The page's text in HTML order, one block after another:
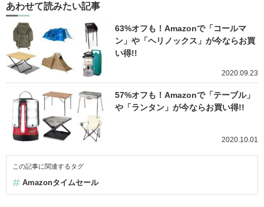
あわせて読みたい記事
63%オフも！Amazonで「コールマ
ン」や「ヘリノックス」が今ならお買
い得!!
2020.09.23
57%オフも！Amazonで「テーブル」
や「ランタン」が今ならお買い得!!
2020.10.01
この記事に関連するタグ
Amazonタイムセール